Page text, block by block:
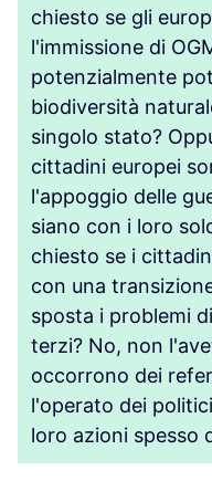
chiesto se gli
l'immissione di
potenzialmente
biodiversità
singolo stato?
cittadini europei
l'appoggio delle
siano con i loro
chiesto se i
con una
sposta i problemi
terzi? No, non
occorrono dei
l'operato dei
loro azioni spesso